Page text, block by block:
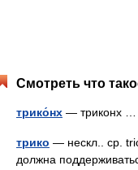
Смотреть что
трико́нх — триконх
трико — нескл.. ср.
должна